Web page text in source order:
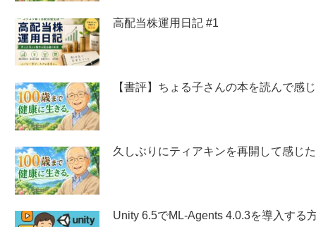
高配当株運用日記 #1
【書評】ちょる子さんの本を読んで感
久しぶりにティアキンを再開して感じ
Unity 6.5でML-Agents 4.0.3を導入する